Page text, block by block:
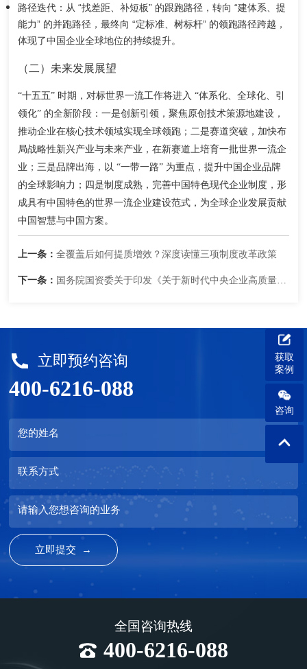
路径迭代 ：从 “找差距、补短板” 的跟跑路径，转向 “建体系、提
能力” 的并跑路径，最终向 “定标准、树标杆” 的领跑路径跨越，
体现了中国企业全球地位的持续提升。
（二）未来发展展望
“十五五” 时期，对标世界一流工作将进入 “体系化、全球化、引
领化” 的全新阶段：一是创新引领 ，聚焦原创技术策源地建设，
推动企业在核心技术领域实现全球领跑；二是赛道突破 ，加快布
局战略性新兴产业与未来产业，在新赛道上培育一批世界一流企
业；三是品牌出海 ，以 “一带一路” 为重点，提升中国企业品牌
的全球影响力；四是制度成熟 ，完善中国特色现代企业制度，形
成具有中国特色的世界一流企业建设范式，为全球企业发展贡献
中国智慧与中国方案。
上一条：全覆盖后如何提质增效？深度读懂三项制度改革政策
下一条： 国务院国资委关于印发《关于新时代中央企业高质量推进品牌建设的意见》的通知
立即预约咨询
400-6216-088
您的姓名
联系方式
请输入您想咨询的业务
全国咨询热线
400-6216-088
获取
案例
咨询